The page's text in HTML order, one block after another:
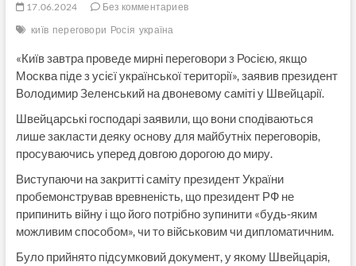
17.06.2024
Без комментариев
київ переговори Росія україна
«Київ завтра проведе мирні переговори з Росією, якщо
Москва піде з усієї української території», заявив президент
Володимир Зеленський на двоневому саміті у Швейцарії.
Швейцарські господарі заявили, що вони сподіваються
лише закласти деяку основу для майбутніх переговорів,
просуваючись уперед довгою дорогою до миру.
Виступаючи на закритті саміту президент України
пробемонстрував вревненість, що президент РФ не
припинить війну і що його потрібно зупинити «будь-яким
можливим способом», чи то військовим чи дипломатичним.
Було прийнято підсумковий документ, у якому Швейцарія,